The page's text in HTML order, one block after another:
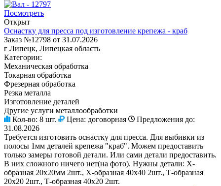
Посмотреть
Открыт
Оснастку для пресса под изготовление крепежа - краб
Заказ №12798 от 31.07.2026
г Липецк, Липецкая область
Категории:
Механическая обработка
Токарная обработка
Фрезерная обработка
Резка металла
Изготовление деталей
Другие услуги металлообработки
Кол-во: 8 шт. Цена: договорная
Предложения до:
31.08.2026
Требуется изготовить оснастку для пресса. Для выбивки из
полосы 1мм деталей крепежа "краб". Можем предоставить
только замеры готовой детали. Или сами детали предоставить.
В них сложного ничего нет(на фото). Нужны детали: Х-
образная 20х20мм 2шт., Х-образная 40х40 2шт., Т-образная
20х20 2шт., Т-образная 40х20 2шт.